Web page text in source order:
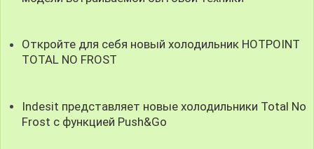
Откройте для себя новый холодильник HOTPOINT
TOTAL NO FROST
Indesit представляет новые холодильники Total No
Frost c функцией Push&Go